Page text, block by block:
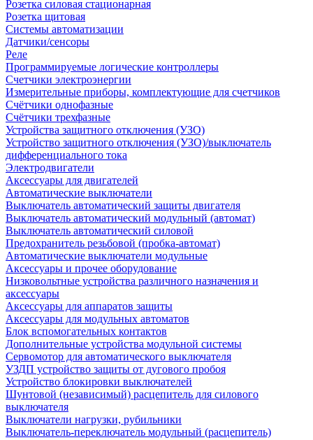
Розетка силовая стационарная
Розетка щитовая
Системы автоматизации
Датчики/сенсоры
Реле
Программируемые логические контроллеры
Счетчики электроэнергии
Измерительные приборы, комплектующие для счетчиков
Счётчики однофазные
Счётчики трехфазные
Устройства защитного отключения (УЗО)
Устройство защитного отключения (УЗО)/выключатель
дифференциального тока
Электродвигатели
Аксессуары для двигателей
Автоматические выключатели
Выключатель автоматический защиты двигателя
Выключатель автоматический модульный (автомат)
Выключатель автоматический силовой
Предохранитель резьбовой (пробка-автомат)
Автоматические выключатели модульные
Аксессуары и прочее оборудование
Низковольтные устройства различного назначения и
аксессуары
Аксессуары для аппаратов защиты
Аксессуары для модульных автоматов
Блок вспомогательных контактов
Дополнительные устройства модульной системы
Сервомотор для автоматического выключателя
УЗДП устройство защиты от дугового пробоя
Устройство блокировки выключателей
Шунтовой (независимый) расцепитель для силового
выключателя
Выключатели нагрузки, рубильники
Выключатель-переключатель модульный (расцепитель)